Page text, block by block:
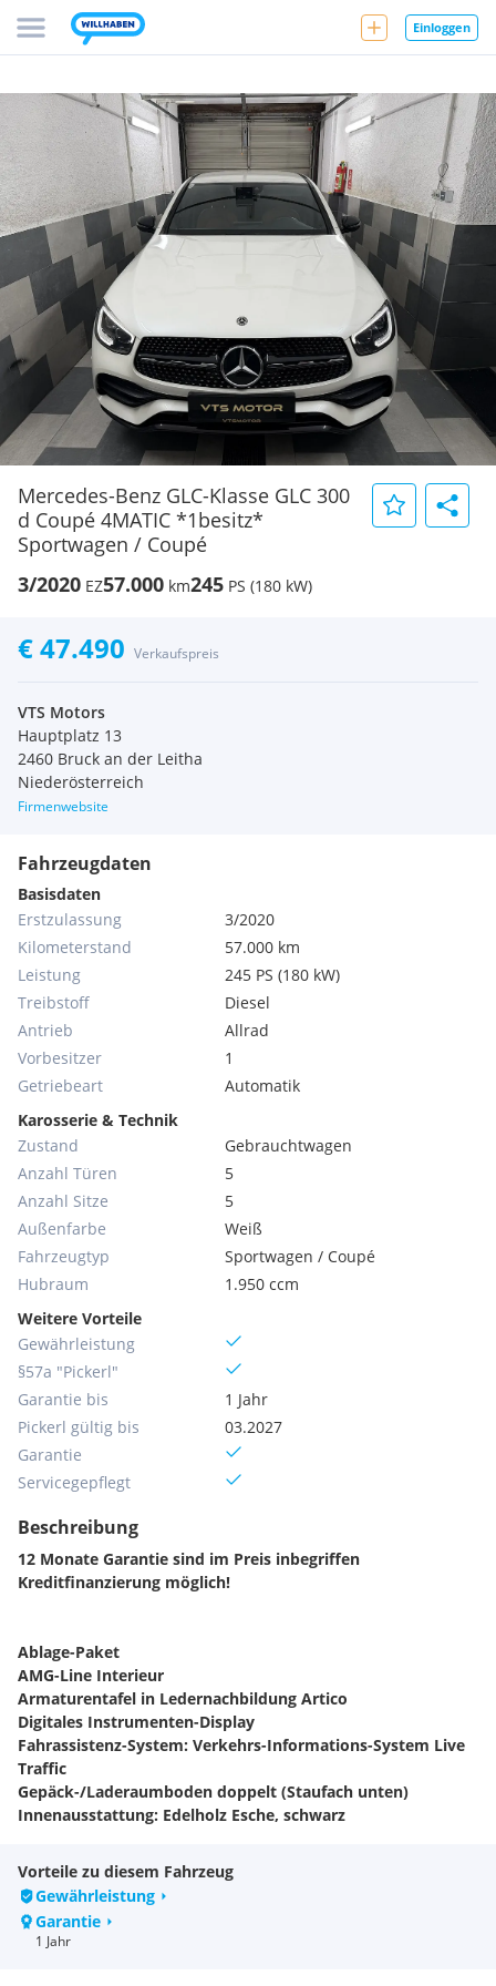
Einloggen
Mercedes-Benz GLC-Klasse GLC 300
d Coupé 4MATIC *1besitz*
Sportwagen / Coupé
3/2020 EZ57.000 km245 PS (180 kW)
€ 47.490 Verkaufspreis
VTS Motors
Hauptplatz 13
2460 Bruck an der Leitha
Niederösterreich
Firmenwebsite
Fahrzeugdaten
Basisdaten
Erstzulassung
3/2020
Kilometerstand
57.000 km
Leistung
245 PS (180 kW)
Treibstoff
Diesel
Antrieb
Allrad
Vorbesitzer
1
Getriebeart
Automatik
Karosserie & Technik
Zustand
Gebrauchtwagen
Anzahl Türen
5
Anzahl Sitze
5
Außenfarbe
Weiß
Fahrzeugtyp
Sportwagen / Coupé
Hubraum
1.950 ccm
Weitere Vorteile
Gewährleistung
§57a "Pickerl"
Garantie bis
1 Jahr
Pickerl gültig bis
03.2027
Garantie
Servicegepflegt
Beschreibung
12 Monate Garantie sind im Preis inbegriffen
Kreditfinanzierung möglich!
Ablage-Paket
AMG-Line Interieur
Armaturentafel in Ledernachbildung Artico
Digitales Instrumenten-Display
Fahrassistenz-System: Verkehrs-Informations-System Live
Traffic
Gepäck-/Laderaumboden doppelt (Staufach unten)
Innenausstattung: Edelholz Esche, schwarz
Kraftstofftank: vergrößert
LM-Felgen vorn/hinten: 8,5x20 / 9,5x20 (AMG, Vielspeichen,
schwarz, glanzgedreht)
Night-Paket
Reifen-Reparaturset (Tirefit)
Vorteile zu diesem Fahrzeug
Gewährleistung
Garantie
1 Jahr